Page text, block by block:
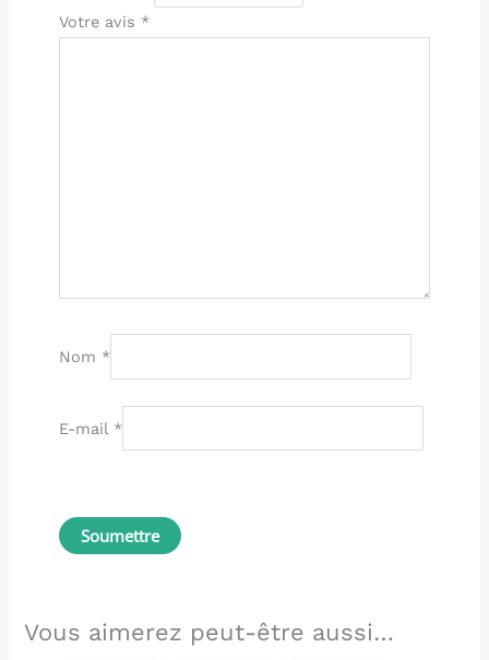
Votre avis *
Nom *
E-mail *
Vous aimerez peut-être aussi…